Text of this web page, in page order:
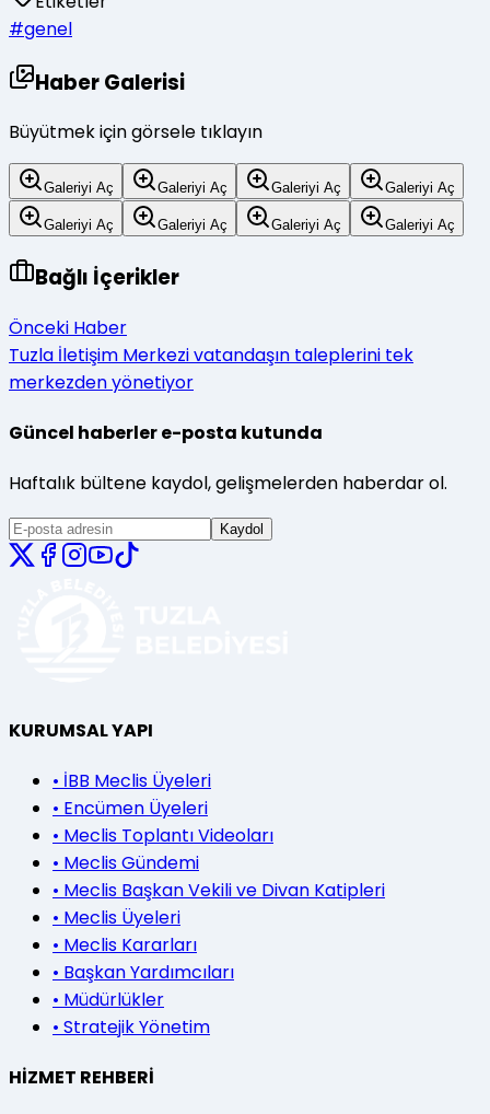
#genel
Haber Galerisi
Büyütmek için görsele tıklayın
Galeriyi Aç Galeriyi Aç Galeriyi Aç Galeriyi Aç
Galeriyi Aç Galeriyi Aç Galeriyi Aç Galeriyi Aç
Bağlı İçerikler
Önceki Haber
Tuzla İletişim Merkezi vatandaşın taleplerini tek
merkezden yönetiyor
Güncel haberler e-posta kutunda
Haftalık bültene kaydol, gelişmelerden haberdar ol.
Kaydol
KURUMSAL YAPI
• İBB Meclis Üyeleri
• Encümen Üyeleri
• Meclis Toplantı Videoları
• Meclis Gündemi
• Meclis Başkan Vekili ve Divan Katipleri
• Meclis Üyeleri
• Meclis Kararları
• Başkan Yardımcıları
• Müdürlükler
• Stratejik Yönetim
HİZMET REHBERİ